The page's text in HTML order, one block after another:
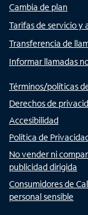
Cambia de plan
Tarifas de servicio y
Transferencia de
Informar llamadas
Términos/políticas
Derechos de
Accesibilidad
Política de
No vender ni
publicidad dirigida
Consumidores de
personal sensible